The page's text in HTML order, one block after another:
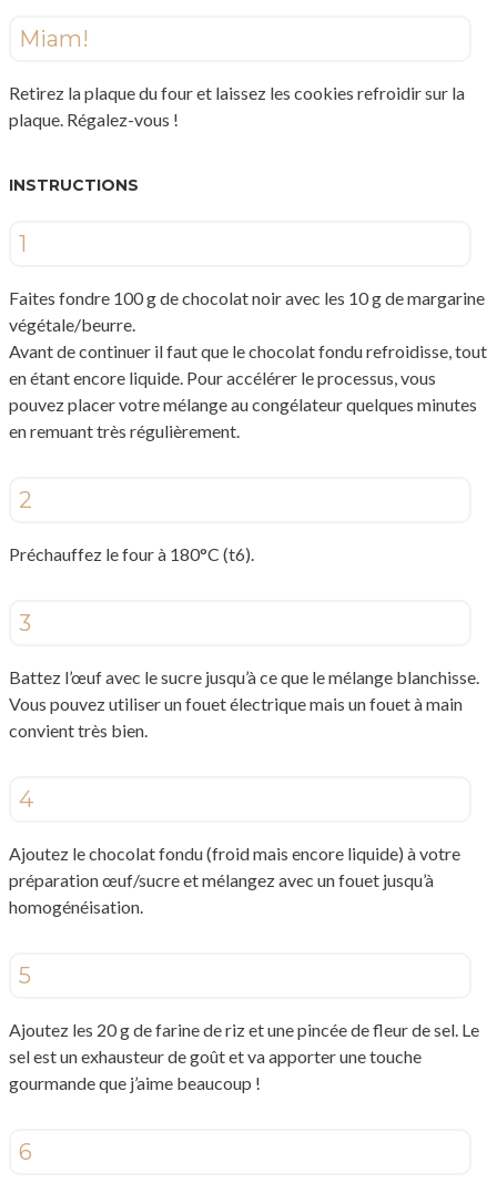
Miam!
Retirez la plaque du four et laissez les cookies refroidir sur la
plaque. Régalez-vous !
INSTRUCTIONS
1
Faites fondre 100 g de chocolat noir avec les 10 g de margarine
végétale/beurre.
Avant de continuer il faut que le chocolat fondu refroidisse, tout
en étant encore liquide. Pour accélérer le processus, vous
pouvez placer votre mélange au congélateur quelques minutes
en remuant très régulièrement.
2
Préchauffez le four à 180°C (t6).
3
Battez l’œuf avec le sucre jusqu’à ce que le mélange blanchisse.
Vous pouvez utiliser un fouet électrique mais un fouet à main
convient très bien.
4
Ajoutez le chocolat fondu (froid mais encore liquide) à votre
préparation œuf/sucre et mélangez avec un fouet jusqu’à
homogénéisation.
5
Ajoutez les 20 g de farine de riz et une pincée de fleur de sel. Le
sel est un exhausteur de goût et va apporter une touche
gourmande que j’aime beaucoup !
6